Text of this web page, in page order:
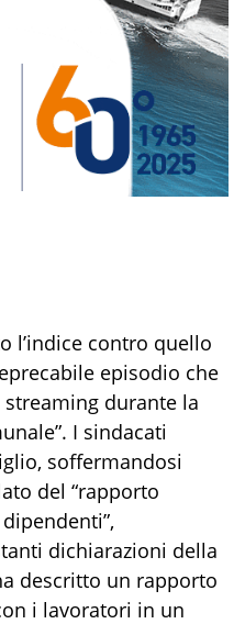
l’indice contro quello
episodio che
durante la
I sindacati
soffermandosi
del “rapporto
dichiarazioni della
descritto un rapporto
i lavoratori in un